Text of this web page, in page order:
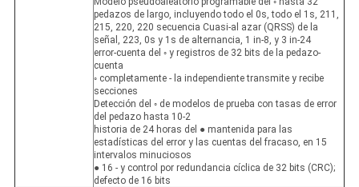
pedazos de largo, incluyendo todo el 0s, todo el 1s, 211,
215, 220, 220 secuencia Cuasi-al azar (QRSS) de la
señal, 223, 0s y 1s de alternancia, 1 in-8, y 3 in-24
error-cuenta del ◦ y registros de 32 bits de la pedazo-
cuenta
◦ completamente - la independiente transmite y recibe
secciones
Detección del ◦ de modelos de prueba con tasas de error
del pedazo hasta 10-2
historia de 24 horas del ● mantenida para las
estadísticas del error y las cuentas del fracaso, en 15
intervalos minuciosos
● 16 - y control por redundancia cíclica de 32 bits (CRC);
defecto de 16 bits